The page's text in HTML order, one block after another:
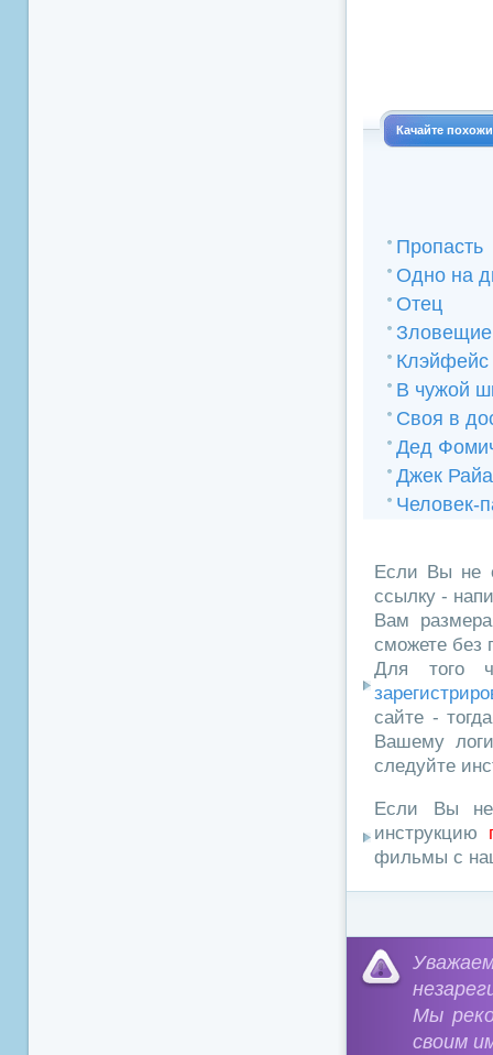
Качайте
Пропасть
Одно на
Отец
Клэйфейс
В чужой
Своя в
Дед
Джек
Человек-
Если Вы не
ссылку -
Вам
сможете без
Для того
сайте -
Вашему
следуйте
Если Вы не
инструкцию
фильмы с
Мы
своим